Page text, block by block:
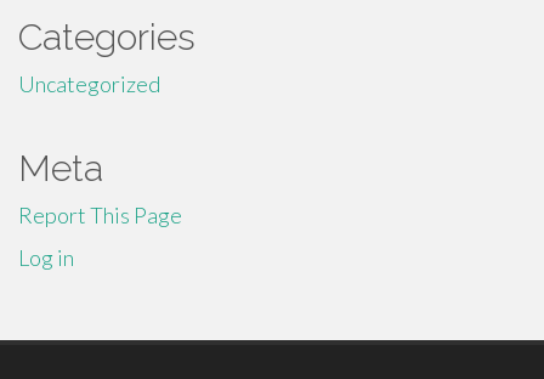
Categories
Uncategorized
Meta
Report This Page
Log in